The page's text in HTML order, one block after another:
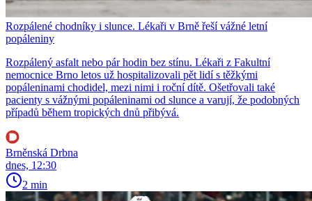
Rozpálené chodníky i slunce. Lékaři v Brně řeší vážné letní
popáleniny
Rozpálený asfalt nebo pár hodin bez stínu. Lékaři z Fakultní
nemocnice Brno letos už hospitalizovali pět lidí s těžkými
popáleninami chodidel, mezi nimi i roční dítě. Ošetřovali také
pacienty s vážnými popáleninami od slunce a varují, že podobných
případů během tropických dnů přibývá.
Brněnská Drbna
dnes, 12:30
2 min